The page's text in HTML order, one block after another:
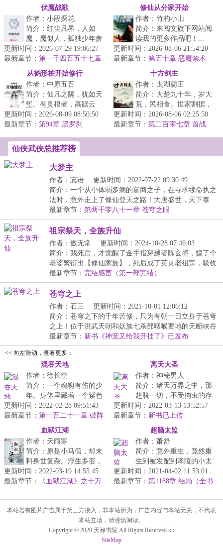
伏魔战歌
作者：小段探花
简介：红尘凡界，人如
魔，魔似人，孤独少年萧
明弑魔当歌！...
更新时间：2026-07-29 19:06:27
最新章节： 第一千四百五十七章
飞越第五牢狱（大结局）
修仙从分家开始
作者：竹杓小山
简介：来阅文旗下网站阅
读我的更多作品吧！...
更新时间：2026-08-06 21:54:20
最新章节： 第五十章 恶魔禁术
从鹤形桩开始修行
作者：中原五百
简介：仙凡之隔，犹如天
堑。有灵根者，高踞云
端，求长生久视；无灵根
者，命如草芥，于红尘老
更新时间：2026-08-09 08:50:50
最新章节： 第94章 黑罗刹
十方剑主
作者：太湖霸王
简介：大楚九十年，岁大
荒，民相食。世家割据，
宗门裂土。两朝对峙，域
外高僧，海上巨寇，纷至
更新时间：2026-08-06 02:25:58
最新章节： 第二百零七章 首战
仙侠武侠总推荐榜
大梦主
作者：忘语
更新时间：2022-07-22 09:30:49
简介：一个从小体弱多病的富商之子，在寻求续命执之
法时，意外走上了修仙登天之路！大唐盛世，天下泰
平，...
最新章节： 第两千零八十一章 苍穹之眼
祖宗祭天，全族升仙
作者：傲无常
更新时间：2024-10-28 07:46:03
简介：我死后，才觉醒了金手指穿越者陈玄墨，骗了个
老婆繁衍出【修仙家族】，死后成了英灵老祖宗，吸收
紫...
最新章节： 完结感言（第一部完结）
苍穹之上
作者：石三
更新时间：2021-10-01 12:06:12
简介：苍穹之下的千年苦修，只为有朝一日立身于苍穹
之上！位于洪武天朝和妖族七杀部咽喉要地的天断峡谷
中...
最新章节： 新书《神宠又给我开挂了》已发布
<< 向左滑动，查看更多：
混吞天地
作者：徐长空
简介：一个魂魄有伤的少
年。身体里藏着一个紫色
石碑形状的移动资料库。
听老天的意思是要你十岁
前就去死。...
更新时间：2022-02-28 09:51:43
最新章节： 第一百二十一章 破阵
离天大圣
作者：神秘男人
简介：诸天万界之中，那
超脱一切，不受拘束的存
在，被称之为大圣。...
更新时间：2022-03-13 13:52:57
最新章节： 新书已上传
血狱江湖
作者：天雨寒
简介：原是小马倌，却未
料身世复杂。浮生多变，
背负血海深仇，十年断魂
磨一剑。少年狂歌，胭脂
更新时间：2022-03-19 14:55:45
最新章节：
《血狱江湖》之十万
超脑太监
作者：萧舒
简介：意外重生，竟然重
生到被发配到孝陵的小太
监身上，身体残缺，身处
险境。却发现带着前世超
更新时间：2021-04-02 11:53:01
最新章节： 第1188章 结局（全书
本站若有图片广告属于第三方接入，非本站所为，广告内容与本站无关，不代表
本站立场，请谨慎阅读。
Copyright © 2020 天禄书院 All Rights Reserved.kk
SiteMap